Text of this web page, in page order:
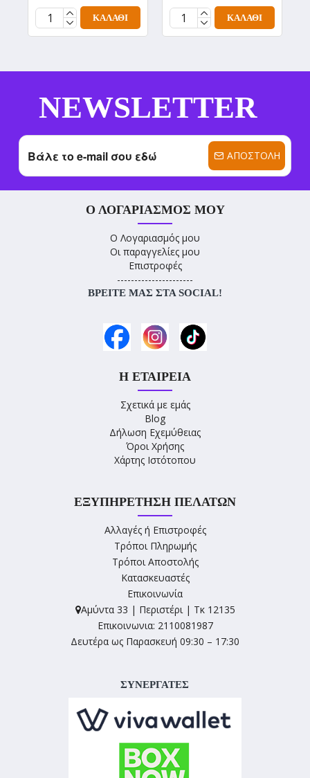
ΚΑΛΆΘΙ ΚΑΛΆΘΙ
NEWSLETTER
ΑΠΟΣΤΟΛΉ
Ο ΛΟΓΑΡΙΑΣΜΌΣ ΜΟΥ
Ο Λογαριασμός μου
Οι παραγγελίες μου
Επιστροφές
----------------------
ΒΡΕΊΤΕ ΜΑΣ ΣΤΑ SOCIAL!
Η ΕΤΑΙΡΕΊΑ
Σχετικά με εμάς
Blog
Δήλωση Εχεμύθειας
Όροι Χρήσης
Χάρτης Ιστότοπου
ΕΞΥΠΗΡΈΤΗΣΗ ΠΕΛΑΤΏΝ
Αλλαγές ή Επιστροφές
Τρόποι Πληρωμής
Τρόποι Αποστολής
Κατασκευαστές
Επικοινωνία
Αμύντα 33 | Περιστέρι | Τκ 12135
Επικοινωνια: 2110081987
Δευτέρα ως Παρασκευή 09:30 – 17:30
ΣΥΝΕΡΓΑΤΕΣ